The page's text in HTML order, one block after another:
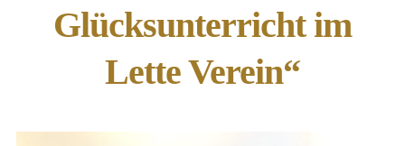
Glücksunterricht im
Lette Verein“